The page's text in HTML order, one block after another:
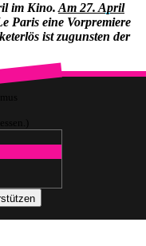
im Kino. Am 27. April
Paris eine Vorpremiere
ist zugunsten der